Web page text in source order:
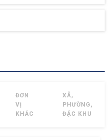
ĐƠN
VỊ
KHÁC
XÃ,
PHƯỜNG,
ĐẶC KHU